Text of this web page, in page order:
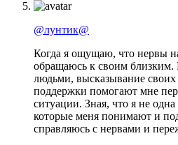
@лунтик@
Когда я ощущаю, что нервы
обращаюсь к своим близким.
людьми, высказывание
поддержки помогают мне
ситуации. Зная, что я не
которые меня понимают и
справляюсь с нервами и